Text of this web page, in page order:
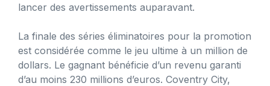
lancer des avertissements auparavant.
La finale des séries éliminatoires pour la promotion
est considérée comme le jeu ultime à un million de
dollars. Le gagnant bénéficie d’un revenu garanti
d’au moins 230 millions d’euros. Coventry City,